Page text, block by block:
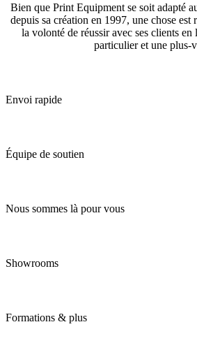
Bien que Print Equipment se soit adapté
depuis sa création en 1997, une chose est
la volonté de réussir avec ses clients
particulier et une plus-
Envoi rapide
Équipe de soutien
Nous sommes là pour vous
Showrooms
Formations & plus